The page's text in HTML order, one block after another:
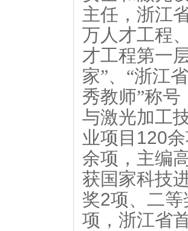
主任，浙江
万人才工程
才工程第一
家”、“浙江
秀教师”称
与激光加工
业项目 120
余项，主编
获国家科技
奖2项、二等
项，浙江省